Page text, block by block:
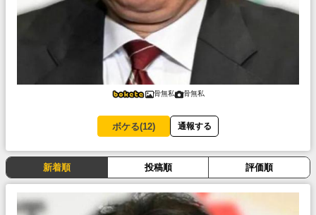
骨無私 骨無私
ボケる(12) 通報する
新着順 投稿順 評価順